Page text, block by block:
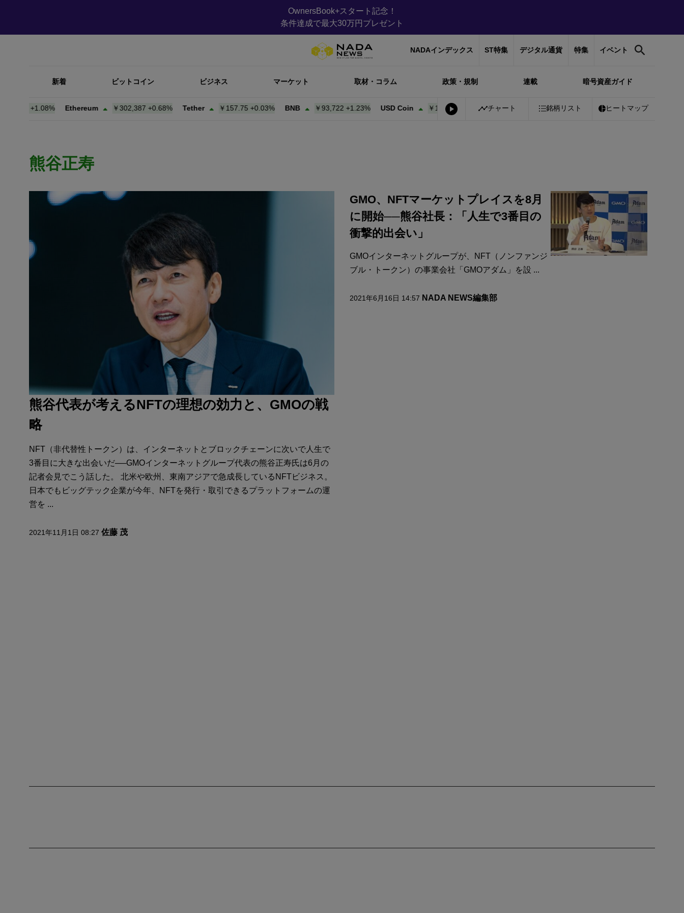
OwnersBook+スタート記念！
条件達成で最大30万円プレゼント
NADAインデックス ST特集 デジタル通貨 特集 イベント
新着 ビットコイン ビジネス マーケット 取材・コラム 政策・規制 連載 暗号資産ガイド
1.08% Ethereum ￥302,387+ 0.68% Tether ￥157.75+0.03% BNB ￥93,722+ 1.23% USD Coin ￥157.81 0.00% Bitcoin ￥10,250,537+1.08% Ethereum ￥302,387
チャート 銘柄リスト ヒートマップ
熊谷正寿
熊谷代表が考えるNFTの理想の効力と、GMOの戦
略
NFT（非代替性トークン）は、インターネットとブロックチェーンに次いで人生で
3番目に大きな出会いだ──GMOインターネットグループ代表の熊谷正寿氏は6月の
記者会見でこう話した。 北米や欧州、東南アジアで急成長しているNFTビジネス。
日本でもビッグテック企業が今年、NFTを発行・取引できるプラットフォームの運
営を ...
2021年11月1日 08:27 佐藤 茂
GMO、NFTマーケットプレイスを8月
に開始──熊谷社長：「人生で3番目の
衝撃的出会い」
GMOインターネットグループが、NFT（ノンファンジ
ブル・トークン）の事業会社「GMOアダム」を設 ...
2021年6月16日 14:57 NADA NEWS編集部